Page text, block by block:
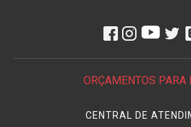
ORÇAMENTOS PARA
CENTRAL DE